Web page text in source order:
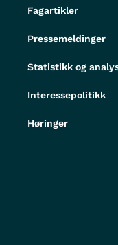
Fagartikler
Pressemeldinger
Statistikk og
Interessepolitikk
Høringer